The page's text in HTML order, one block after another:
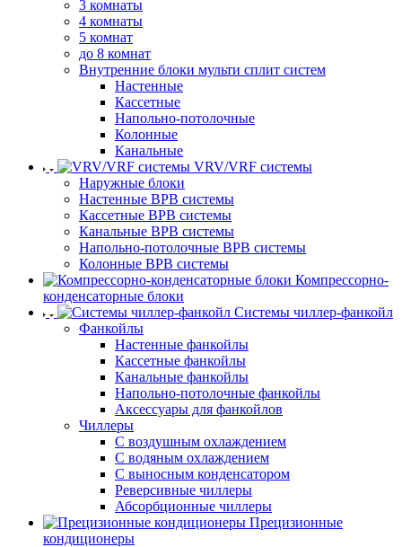
3 комнаты
4 комнаты
5 комнат
до 8 комнат
Внутренние блоки мульти сплит систем
Настенные
Кассетные
Напольно-потолочные
Колонные
Канальные
VRV/VRF системы
Наружные блоки
Настенные ВРВ системы
Кассетные ВРВ системы
Канальные ВРВ системы
Напольно-потолочные ВРВ системы
Колонные ВРВ системы
Компрессорно-
конденсаторные блоки
Системы чиллер-фанкойл
Фанкойлы
Настенные фанкойлы
Кассетные фанкойлы
Канальные фанкойлы
Напольно-потолочные фанкойлы
Аксессуары для фанкойлов
Чиллеры
С воздушным охлаждением
С водяным охлаждением
С выносным конденсатором
Реверсивные чиллеры
Абсорбционные чиллеры
Прецизионные
кондиционеры